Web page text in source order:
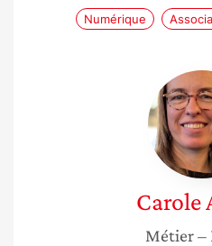
Numérique
Carole
Métier–